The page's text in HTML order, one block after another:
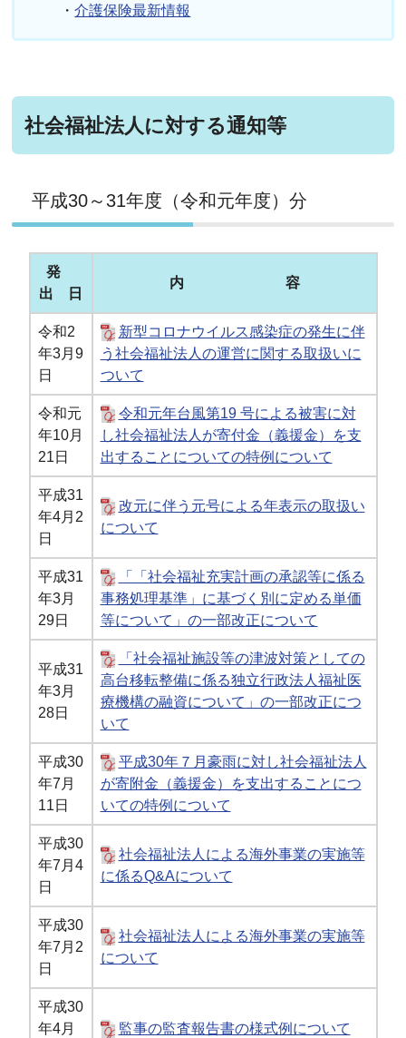
・介護保険最新情報
社会福祉法人に対する通知等
平成30～31年度（令和元年度）分
発
出 日
内 容
令和2
年3月9
日
新型コロナウイルス感染症の発生に伴
う社会福祉法人の運営に関する取扱いに
ついて
令和元
年10月
21日
令和元年台風第19 号による被害に対
し社会福祉法人が寄付金（義援金）を支
出することについての特例について
平成31
年4月2
日
改元に伴う元号による年表示の取扱い
について
平成31
年3月
29日
「「社会福祉充実計画の承認等に係る
事務処理基準」に基づく別に定める単価
等について」の一部改正について
平成31
年3月
28日
「社会福祉施設等の津波対策としての
高台移転整備に係る独立行政法人福祉医
療機構の融資について」の一部改正につ
いて
平成30
年7月
11日
平成30年７月豪雨に対し社会福祉法人
が寄附金（義援金）を支出することにつ
いての特例について
平成30
年7月4
日
社会福祉法人による海外事業の実施等
に係るQ&Aについて
平成30
年7月2
日
社会福祉法人による海外事業の実施等
について
平成30
年4月
監事の監査報告書の様式例について